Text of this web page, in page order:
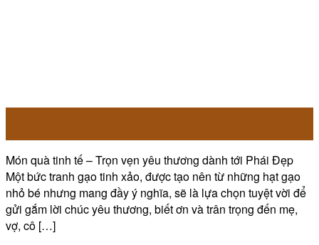
Món quà tinh tế – Trọn vẹn yêu thương dành tới Phái Đẹp
Một bức tranh gạo tinh xảo, được tạo nên từ những hạt gạo
nhỏ bé nhưng mang đầy ý nghĩa, sẽ là lựa chọn tuyệt vời để
gửi gắm lời chúc yêu thương, biết ơn và trân trọng đến mẹ,
vợ, cô […]